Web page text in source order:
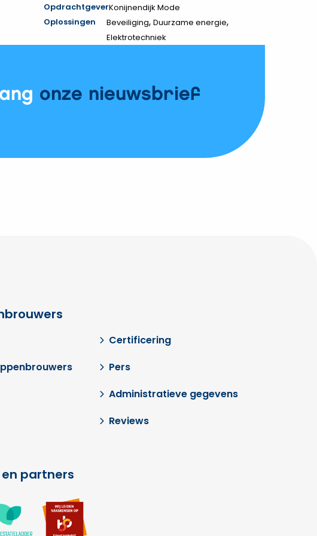
OpdrachtgeverKonijnendijk Mode
Oplossingen
Beveiliging, Duurzame energie,
Elektrotechniek
onze nieuwsbrief
Certificering
Pers
Administratieve gegevens
Reviews
partners
Ga
naar